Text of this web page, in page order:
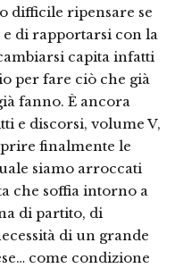
difficile ripensare se
e di rapportarsi con la
capita infatti
per fare ciò che già
fanno. È ancora
e discorsi, volume V,
finalmente le
siamo arroccati
che soffia intorno a
di partito, di
di un grande
come condizione